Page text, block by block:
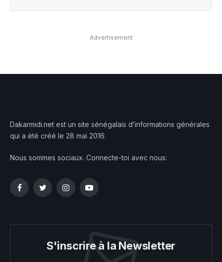
Advertisement
Dakarmidi.net est un site sénégalais d’informations générales
qui a été créé le 28 mai 2016.
Nous sommes sociaux. Connecte-toi avec nous:
FacebookTwitterInstagramYouTube
S'inscrire à la Newsletter